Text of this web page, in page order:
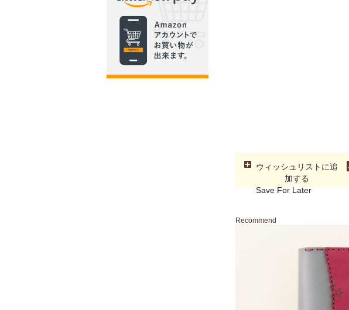
ウィッシュリストに追
加する
Save For Later
Recommend